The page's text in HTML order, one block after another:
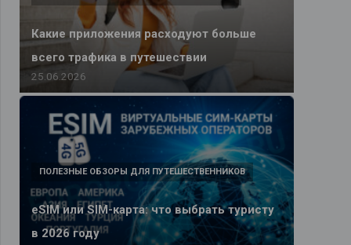
Какие приложения расходуют больше
всего трафика в путешествии
25.06.2026
eSIM или SIM-карта: что выбрать туристу
в 2026 году
ПОЛЕЗНЫЕ ОБЗОРЫ ДЛЯ ПУТЕШЕСТВЕННИКОВ